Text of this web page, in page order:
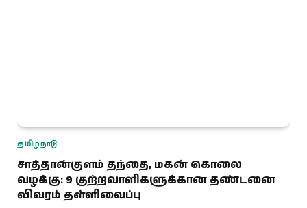
தமிழ்நாடு
சாத்தான்குளம் தந்தை, மகன் கொலை
வழக்கு: 9 குற்றவாளிகளுக்கான தண்டனை
விவரம் தள்ளிவைப்பு